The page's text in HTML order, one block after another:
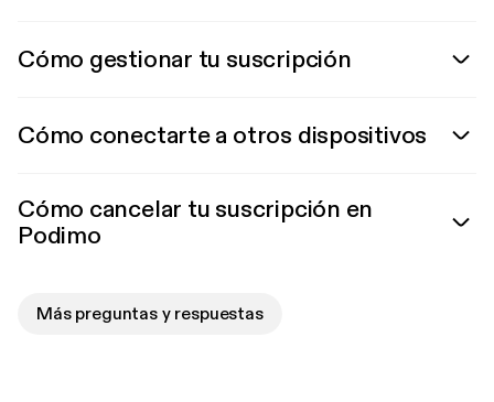
Cómo gestionar tu suscripción
Cómo conectarte a otros dispositivos
Cómo cancelar tu suscripción en
Podimo
Más preguntas y respuestas